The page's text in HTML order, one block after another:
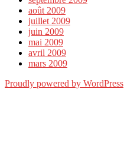
août 2009
juillet 2009
juin 2009
mai 2009
avril 2009
mars 2009
Proudly powered by WordPress